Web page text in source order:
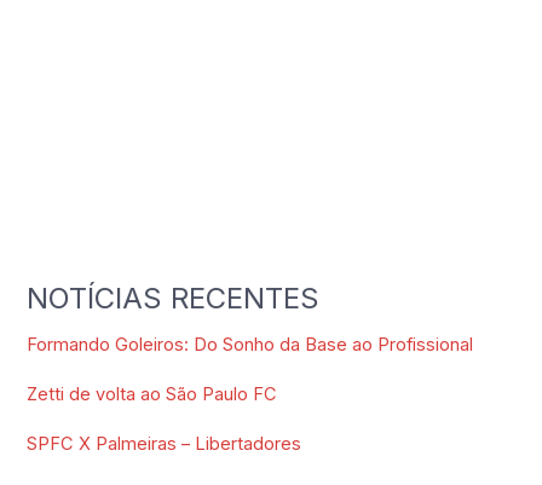
NOTÍCIAS RECENTES
Formando Goleiros: Do Sonho da Base ao Profissional
Zetti de volta ao São Paulo FC
SPFC X Palmeiras – Libertadores